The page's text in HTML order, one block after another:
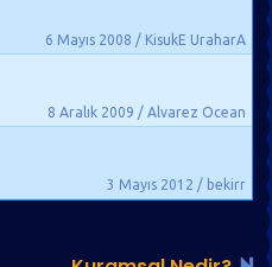
6 Mayıs 2008 / KisukE UraharA
8 Aralık 2009 / Alvarez Ocean
3 Mayıs 2012 / bekirr